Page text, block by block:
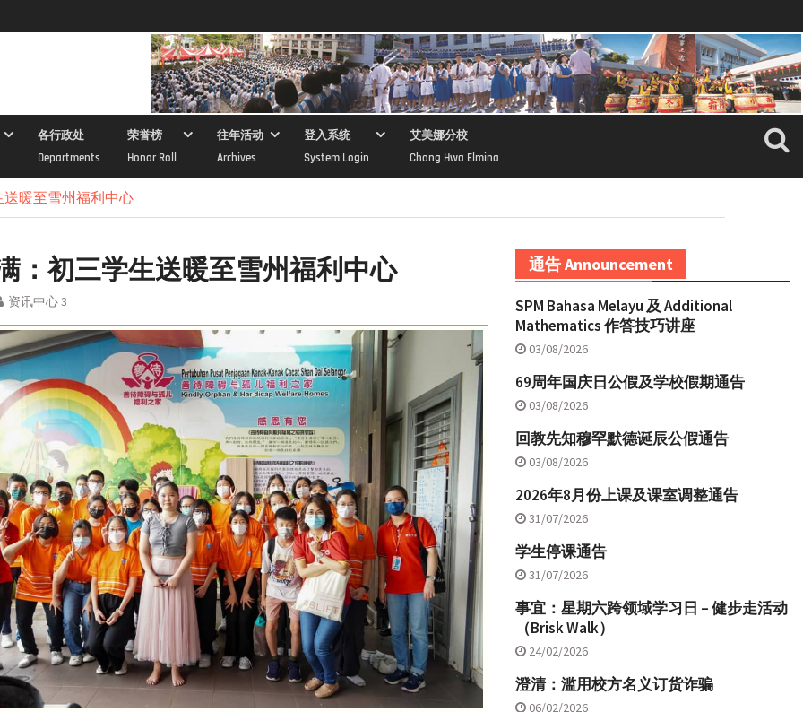
各行政处
Departments
荣誉榜
Honor Roll
往年活动
Archives
登入系统
System Login
艾美娜分校
Chong Hwa Elmina
暖至雪州福利中心
：初三学生送暖至雪州福利中心
资讯中心 3
通告 Announcement
SPM Bahasa Melayu 及 Additional
Mathematics 作答技巧讲座
03/08/2026
69周年国庆日公假及学校假期通告
03/08/2026
回教先知穆罕默德诞辰公假通告
03/08/2026
2026年8月份上课及课室调整通告
31/07/2026
学生停课通告
31/07/2026
事宜：星期六跨领域学习日 – 健步走活动
（Brisk Walk）
24/02/2026
澄清：滥用校方名义订货诈骗
06/02/2026